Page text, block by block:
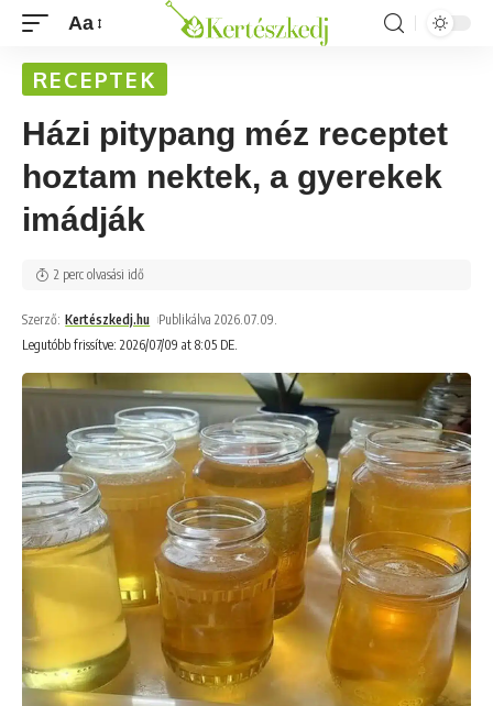
Aa
RECEPTEK
Házi pitypang méz receptet
hoztam nektek, a gyerekek
imádják
Legutóbb frissítve: 2026/07/09 at 8:05 DE.
Szerző: Kertészkedj.hu Publikálva 2026.07.09.
2 perc olvasási idő